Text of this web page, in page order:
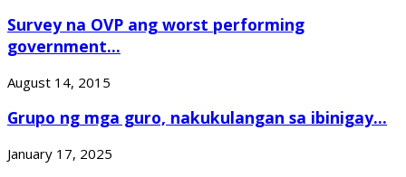
Survey na OVP ang worst performing
government...
August 14, 2015
Grupo ng mga guro, nakukulangan sa ibinigay...
January 17, 2025